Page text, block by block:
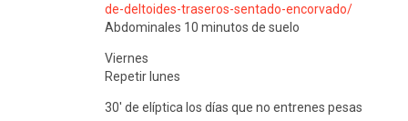
de-deltoides-traseros-sentado-encorvado/
Abdominales 10 minutos de suelo
Viernes
Repetir lunes
30′ de elíptica los días que no entrenes pesas